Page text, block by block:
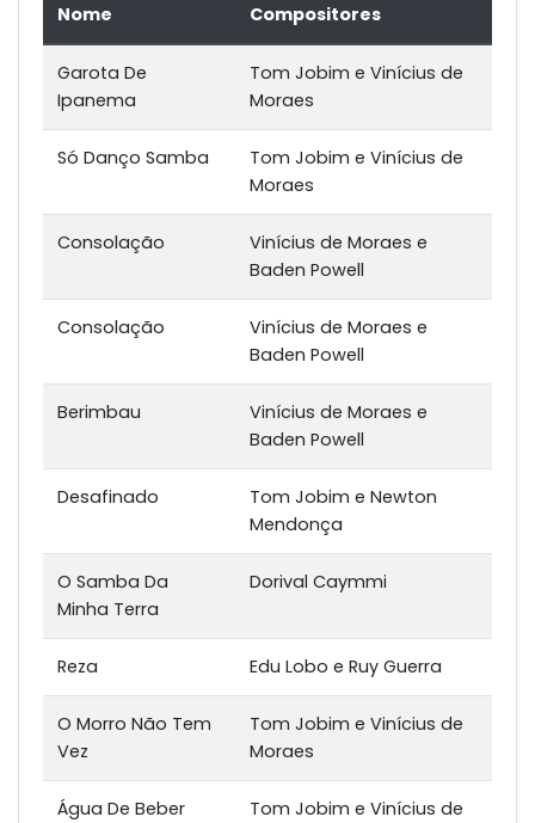
Nome Compositores
Garota De
Ipanema
Tom Jobim e Vinícius de
Moraes
Só Danço Samba
Tom Jobim e Vinícius de
Moraes
Consolação
Vinícius de Moraes e
Baden Powell
Consolação
Vinícius de Moraes e
Baden Powell
Berimbau
Vinícius de Moraes e
Baden Powell
Desafinado
Tom Jobim e Newton
Mendonça
O Samba Da
Minha Terra
Dorival Caymmi
Reza Edu Lobo e Ruy Guerra
O Morro Não Tem
Vez
Tom Jobim e Vinícius de
Moraes
Água De Beber
Tom Jobim e Vinícius de